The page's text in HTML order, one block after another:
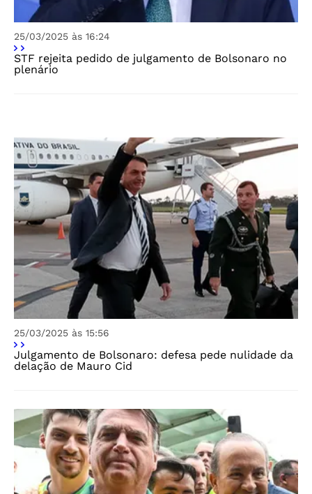
25/03/2025 às 16:24
STF rejeita pedido de julgamento de Bolsonaro no
plenário
25/03/2025 às 15:56
Julgamento de Bolsonaro: defesa pede nulidade da
delação de Mauro Cid